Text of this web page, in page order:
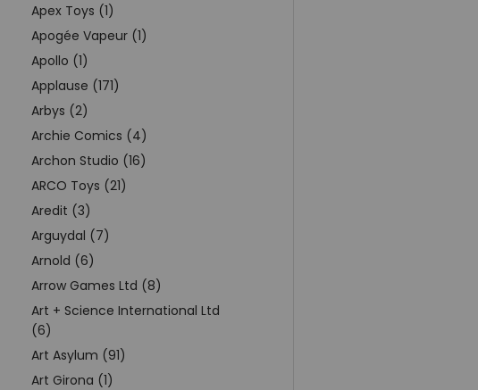
Apex Toys (1)
Apogée Vapeur (1)
Apollo (1)
Applause (171)
Arbys (2)
Archie Comics (4)
Archon Studio (16)
ARCO Toys (21)
Aredit (3)
Arguydal (7)
Arnold (6)
Arrow Games Ltd (8)
Art + Science International Ltd
(6)
Art Asylum (91)
Art Girona (1)